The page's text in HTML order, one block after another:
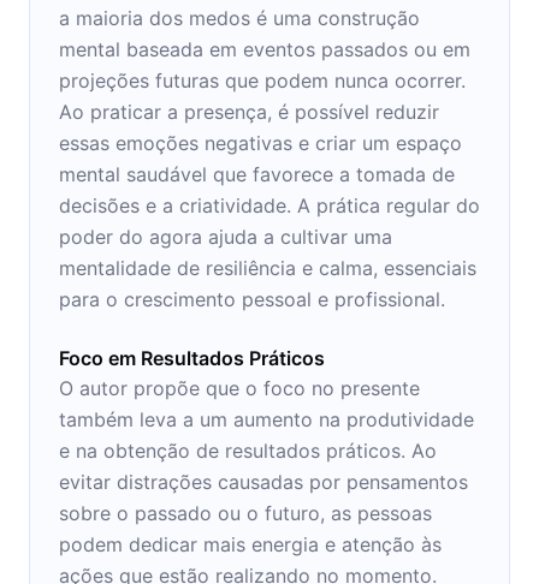
a maioria dos medos é uma construção
mental baseada em eventos passados ou em
projeções futuras que podem nunca ocorrer.
Ao praticar a presença, é possível reduzir
essas emoções negativas e criar um espaço
mental saudável que favorece a tomada de
decisões e a criatividade. A prática regular do
poder do agora ajuda a cultivar uma
mentalidade de resiliência e calma, essenciais
para o crescimento pessoal e profissional.
Foco em Resultados Práticos
O autor propõe que o foco no presente
também leva a um aumento na produtividade
e na obtenção de resultados práticos. Ao
evitar distrações causadas por pensamentos
sobre o passado ou o futuro, as pessoas
podem dedicar mais energia e atenção às
ações que estão realizando no momento.